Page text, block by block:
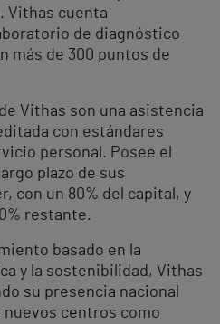
Vithas cuenta
de diagnóstico
más de 300 puntos de
Vithas son una asistencia
con estándares
personal. Posee el
plazo de sus
con un 80% del capital, y
restante.
basado en la
y la sostenibilidad, Vithas
su presencia nacional
centros como